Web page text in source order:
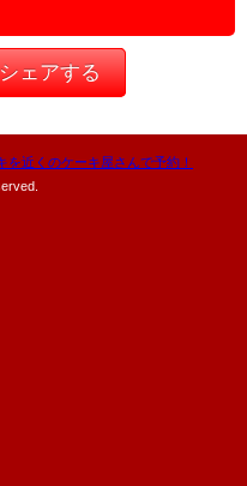
ェアする
を近くのケーキ屋さんで予約！